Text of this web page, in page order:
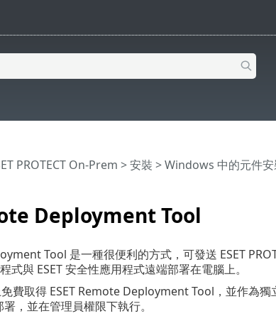
Deployment Tool
PROTECT On-Prem >安裝 >Windows 中的元件安
Tool 是一種很便利的方式，可發送 ESET
與 ESET 安全性應用程式遠端部署在電腦上。
費取得 ESET Remote Deployment Tool，並作為獨
，並在管理員權限下執行。